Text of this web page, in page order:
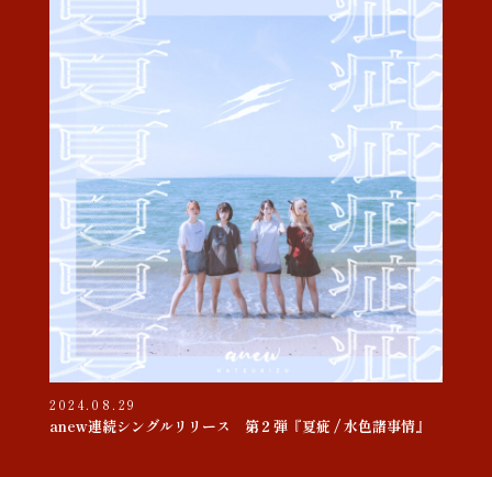
2024.08.29
anew連続シングルリリース 第２弾『夏疵 / 水色諸事情』